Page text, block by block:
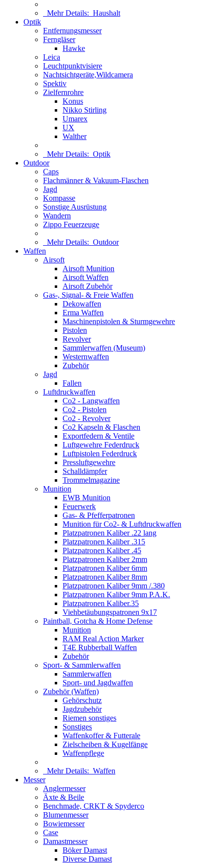
Mehr Details: Haushalt
Optik
Entfernungsmesser
Ferngläser
Hawke
Leica
Leuchtpunktvisiere
Nachtsichtgeräte,Wildcamera
Spektiv
Zielfernrohre
Konus
Nikko Stirling
Umarex
UX
Walther
Mehr Details: Optik
Outdoor
Caps
Flachmänner & Vakuum-Flaschen
Jagd
Kompasse
Sonstige Ausrüstung
Wandern
Zippo Feuerzeuge
Mehr Details: Outdoor
Waffen
Airsoft
Airsoft Munition
Airsoft Waffen
Airsoft Zubehör
Gas-, Signal- & Freie Waffen
Dekowaffen
Erma Waffen
Maschinenpistolen & Sturmgewehre
Pistolen
Revolver
Sammlerwaffen (Museum)
Westernwaffen
Zubehör
Jagd
Fallen
Luftdruckwaffen
Co2 - Langwaffen
Co2 - Pistolen
Co2 - Revolver
Co2 Kapseln & Flaschen
Exportfedern & Ventile
Luftgewehre Federdruck
Luftpistolen Federdruck
Pressluftgewehre
Schalldämpfer
Trommelmagazine
Munition
EWB Munition
Feuerwerk
Gas- & Pfefferpatronen
Munition für Co2- & Luftdruckwaffen
Platzpatronen Kaliber .22 lang
Platzpatronen Kaliber .315
Platzpatronen Kaliber .45
Platzpatronen Kaliber 2mm
Platzpatronen Kaliber 6mm
Platzpatronen Kaliber 8mm
Platzpatronen Kaliber 9mm /.380
Platzpatronen Kaliber 9mm P.A.K.
Platzpatronen Kaliber.35
Viehbetäubungspatronen 9x17
Paintball, Gotcha & Home Defense
Munition
RAM Real Action Marker
T4E Rubberball Waffen
Zubehör
Sport- & Sammlerwaffen
Sammlerwaffen
Sport- und Jagdwaffen
Zubehör (Waffen)
Gehörschutz
Jagdzubehör
Riemen sonstiges
Sonstiges
Waffenkoffer & Futterale
Zielscheiben & Kugelfänge
Waffenpflege
Mehr Details: Waffen
Messer
Anglermesser
Äxte & Beile
Benchmade, CRKT & Spyderco
Blumenmesser
Bowiemesser
Case
Damastmesser
Böker Damast
Diverse Damast